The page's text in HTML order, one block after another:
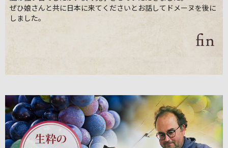
ぜひ娘さんと共に日本に来てくださいとお話してドメーヌを後に
しました。